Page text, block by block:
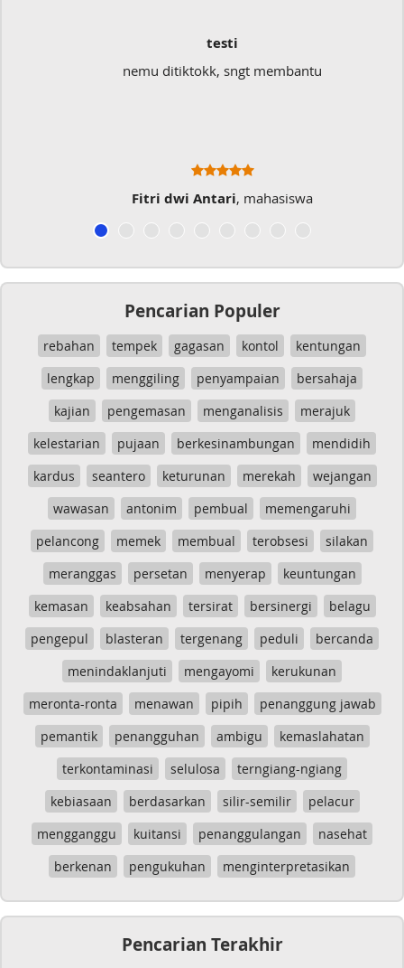
nemu ditiktokk, sngt membantu
Fitri dwi Antari , mahasiswa
Pencarian Populer
rebahan tempek gagasan kontol
kentungan
lengkap
menggiling penyampaian
bersahaja
kajian
pengemasan menganalisis
merajuk
kelestarian
pujaan berkesinambungan
mendidih
kardus
seantero keturunan merekah
wejangan
wawasan
antonim pembual
memengaruhi
pelancong
memek membual terobsesi
silakan
meranggas
persetan menyerap
keuntungan
kemasan
keabsahan tersirat bersinergi
belagu
pengepul
blasteran tergenang peduli
bercanda
menindaklanjuti
mengayomi
kerukunan
meronta-ronta
menawan pipih
penanggung jawab
pemantik
penangguhan ambigu
kemaslahatan
terkontaminasi
selulosa
terngiang-ngiang
kebiasaan
berdasarkan silir-semilir
pelacur
mengganggu
kuitansi penanggulangan
nasehat
berkenan
pengukuhan menginterpretasikan
Pencarian Terakhir